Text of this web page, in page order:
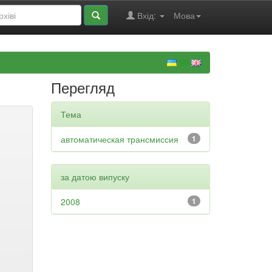
Мова
Вхід:
Перегляд
Тема
1
автоматическая трансмиссия
за датою випуску
1
2008